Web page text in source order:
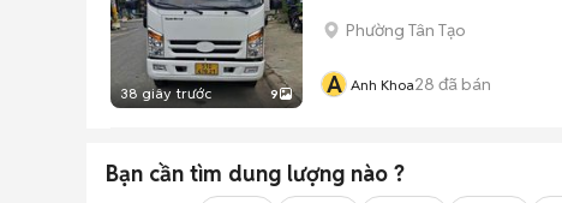
38 giây trước 9
Phường Tân Tạo
A Anh Khoa28 đã bán
Bạn cần tìm dung lượng nào ?